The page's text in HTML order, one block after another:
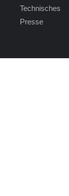
Technisches
Presse